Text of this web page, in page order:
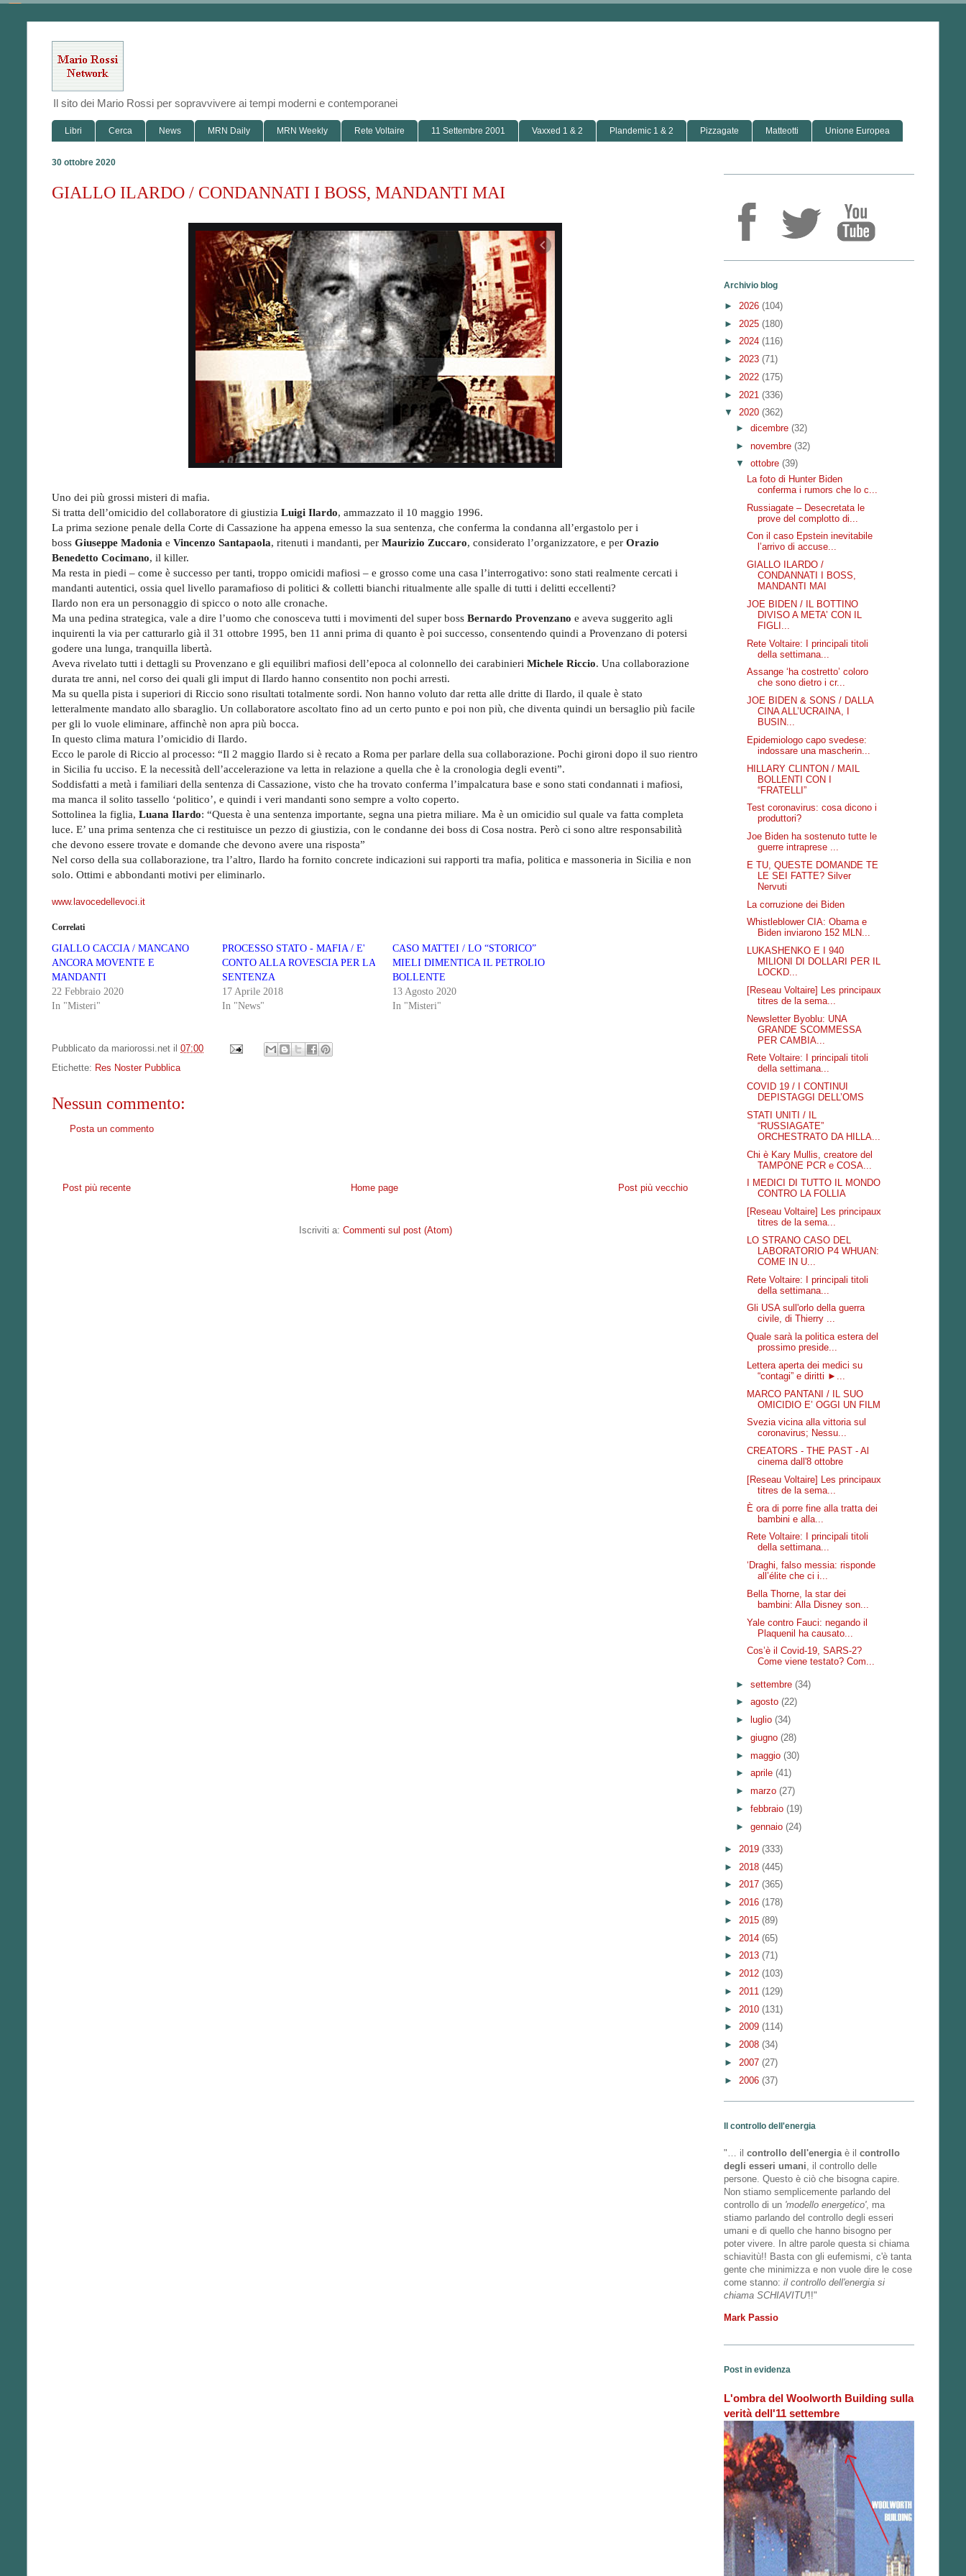
Il sito dei Mario Rossi per sopravvivere ai tempi moderni e contemporanei
Libri Cerca News MRN Daily MRN Weekly Rete Voltaire 11 Settembre 2001 Vaxxed 1 & 2 Plandemic 1 & 2 Pizzagate Matteotti Unione Europea
30 ottobre 2020
GIALLO ILARDO / CONDANNATI I BOSS, MANDANTI MAI
Uno dei più grossi misteri di mafia.
Si tratta dell’omicidio del collaboratore di giustizia Luigi Ilardo, ammazzato il 10 maggio 1996.
La prima sezione penale della Corte di Cassazione ha appena emesso la sua sentenza, che conferma la condanna all’ergastolo per i
boss Giuseppe Madonia e Vincenzo Santapaola, ritenuti i mandanti, per Maurizio Zuccaro, considerato l’organizzatore, e per Orazio
Benedetto Cocimano, il killer.
Ma resta in piedi – come è successo per tanti, troppo omicidi mafiosi – e grosso come una casa l’interrogativo: sono stati realmente cercati i
mandanti autentici, ossia quel livello paramafioso di politici & colletti bianchi ritualmente alle spalle di tutti i delitti eccellenti?
Ilardo non era un personaggio di spicco o noto alle cronache.
Ma una pedina strategica, vale a dire l’uomo che conosceva tutti i movimenti del super boss Bernardo Provenzano e aveva suggerito agli
inquirenti la via per catturarlo già il 31 ottobre 1995, ben 11 anni prima di quanto è poi successo, consentendo quindi a Provenzano di potersi
godere una lunga, tranquilla libertà.
Aveva rivelato tutti i dettagli su Provenzano e gli equilibri mafiosi dell’epoca al colonnello dei carabinieri Michele Riccio. Una collaborazione
durata tre anni, nel corso dei quali gli imput di Ilardo hanno consentito non pochi arresti.
Ma su quella pista i superiori di Riccio sono risultati totalmente sordi. Non hanno voluto dar retta alle dritte di Ilardo, il quale è stato
letteralmente mandato allo sbaraglio. Un collaboratore ascoltato fino ad un certo punto e poi non più, che diventa quindi un bersaglio più facile
per gli lo vuole eliminare, affinchè non apra più bocca.
In questo clima matura l’omicidio di Ilardo.
Ecco le parole di Riccio al processo: “Il 2 maggio Ilardo si è recato a Roma per parlare della sua collaborazione. Pochi gironi dopo il suo rientro
in Sicilia fu ucciso. E la necessità dell’accelerazione va letta in relazione a quella che è la cronologia degli eventi”.
Soddisfatti a metà i familiari della sentenza di Cassazione, visto che ha trovato conferma l’impalcatura base e sono stati condannati i mafiosi,
ma manca il solito tassello ‘politico’, e quindi i veri mandanti sono sempre a volto coperto.
Sottolinea la figlia, Luana Ilardo: “Questa è una sentenza importante, segna una pietra miliare. Ma è un omicidio sul quale va fatta completa
luce. E’ una prima sentenza che ci restituisce un pezzo di giustizia, con le condanne dei boss di Cosa nostra. Però ci sono altre responsabilità
che devono essere trovate e domande che devono avere una risposta”
Nel corso della sua collaborazione, tra l’altro, Ilardo ha fornito concrete indicazioni sui rapporti tra mafia, politica e massoneria in Sicilia e non
solo. Ottimi e abbondanti motivi per eliminarlo.
www.lavocedellevoci.it
Correlati
GIALLO CACCIA / MANCANO
ANCORA MOVENTE E
MANDANTI
22 Febbraio 2020
In "Misteri"
PROCESSO STATO - MAFIA / E'
CONTO ALLA ROVESCIA PER LA
SENTENZA
17 Aprile 2018
In "News"
CASO MATTEI / LO “STORICO”
MIELI DIMENTICA IL PETROLIO
BOLLENTE
13 Agosto 2020
In "Misteri"
Pubblicato da mariorossi.net il 07:00
Etichette: Res Noster Pubblica
Nessun commento:
Posta un commento
Post più recente Post più vecchio
Home page
Iscriviti a: Commenti sul post (Atom)
Archivio blog
► 2026 (104)
► 2025 (180)
► 2024 (116)
► 2023 (71)
► 2022 (175)
► 2021 (336)
▼ 2020 (362)
► dicembre (32)
► novembre (32)
▼ ottobre (39)
La foto di Hunter Biden
conferma i rumors che lo c...
Russiagate – Desecretata le
prove del complotto di...
Con il caso Epstein inevitabile
l’arrivo di accuse...
GIALLO ILARDO /
CONDANNATI I BOSS,
MANDANTI MAI
JOE BIDEN / IL BOTTINO
DIVISO A META’ CON IL
FIGLI...
Rete Voltaire: I principali titoli
della settimana...
Assange ‘ha costretto’ coloro
che sono dietro i cr...
JOE BIDEN & SONS / DALLA
CINA ALL’UCRAINA, I
BUSIN...
Epidemiologo capo svedese:
indossare una mascherin...
HILLARY CLINTON / MAIL
BOLLENTI CON I
“FRATELLI”
Test coronavirus: cosa dicono i
produttori?
Joe Biden ha sostenuto tutte le
guerre intraprese ...
E TU, QUESTE DOMANDE TE
LE SEI FATTE? Silver
Nervuti
La corruzione dei Biden
Whistleblower CIA: Obama e
Biden inviarono 152 MLN...
LUKASHENKO E I 940
MILIONI DI DOLLARI PER IL
LOCKD...
[Reseau Voltaire] Les principaux
titres de la sema...
Newsletter Byoblu: UNA
GRANDE SCOMMESSA
PER CAMBIA...
Rete Voltaire: I principali titoli
della settimana...
COVID 19 / I CONTINUI
DEPISTAGGI DELL’OMS
STATI UNITI / IL
“RUSSIAGATE”
ORCHESTRATO DA HILLA...
Chi è Kary Mullis, creatore del
TAMPONE PCR e COSA...
I MEDICI DI TUTTO IL MONDO
CONTRO LA FOLLIA
[Reseau Voltaire] Les principaux
titres de la sema...
LO STRANO CASO DEL
LABORATORIO P4 WHUAN:
COME IN U...
Rete Voltaire: I principali titoli
della settimana...
Gli USA sull'orlo della guerra
civile, di Thierry ...
Quale sarà la politica estera del
prossimo preside...
Lettera aperta dei medici su
“contagi” e diritti ►...
MARCO PANTANI / IL SUO
OMICIDIO E’ OGGI UN FILM
Svezia vicina alla vittoria sul
coronavirus; Nessu...
CREATORS - THE PAST - Al
cinema dall'8 ottobre
[Reseau Voltaire] Les principaux
titres de la sema...
È ora di porre fine alla tratta dei
bambini e alla...
Rete Voltaire: I principali titoli
della settimana...
‘Draghi, falso messia: risponde
all’élite che ci i...
Bella Thorne, la star dei
bambini: Alla Disney son...
Yale contro Fauci: negando il
Plaquenil ha causato...
Cos’è il Covid-19, SARS-2?
Come viene testato? Com...
► settembre (34)
► agosto (22)
►
luglio (34)
► giugno (28)
► maggio (30)
► aprile (41)
► marzo (27)
► febbraio (19)
► gennaio (24)
► 2019 (333)
► 2018 (445)
► 2017 (365)
► 2016 (178)
► 2015 (89)
► 2014 (65)
► 2013 (71)
► 2012 (103)
► 2011 (129)
► 2010 (131)
► 2009 (114)
► 2008 (34)
► 2007 (27)
► 2006 (37)
Il controllo dell'energia
"… il controllo dell'energiaè il controllo
degli esseri umani, il controllo delle
persone. Questo è ciò che bisogna capire.
Non stiamo semplicemente parlando del
controllo di un 'modello energetico', ma
stiamo parlando del controllo degli esseri
umani e di quello che hanno bisogno per
poter vivere. In altre parole questa si chiama
schiavitù!! Basta con gli eufemismi, c'è tanta
gente che minimizza e non vuole dire le cose
come stanno: il controllo dell'energia si
chiama SCHIAVITU'!!"
Mark Passio
Post in evidenza
L'ombra del Woolworth Building sulla
verità dell'11 settembre